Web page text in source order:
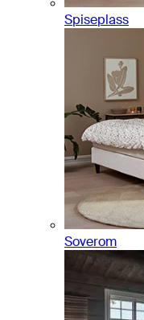
Spiseplass
Soverom